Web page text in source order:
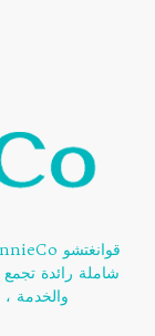
شاملة رائدة تجمع
والخدمة ،